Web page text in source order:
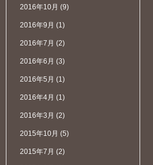
2016年10月 (9)
2016年9月 (1)
2016年7月 (2)
2016年6月 (3)
2016年5月 (1)
2016年4月 (1)
2016年3月 (2)
2015年10月 (5)
2015年7月 (2)